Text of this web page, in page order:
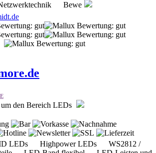
Bewe
den Bereich LEDs
LEDs Highpower LEDs WS2812 /